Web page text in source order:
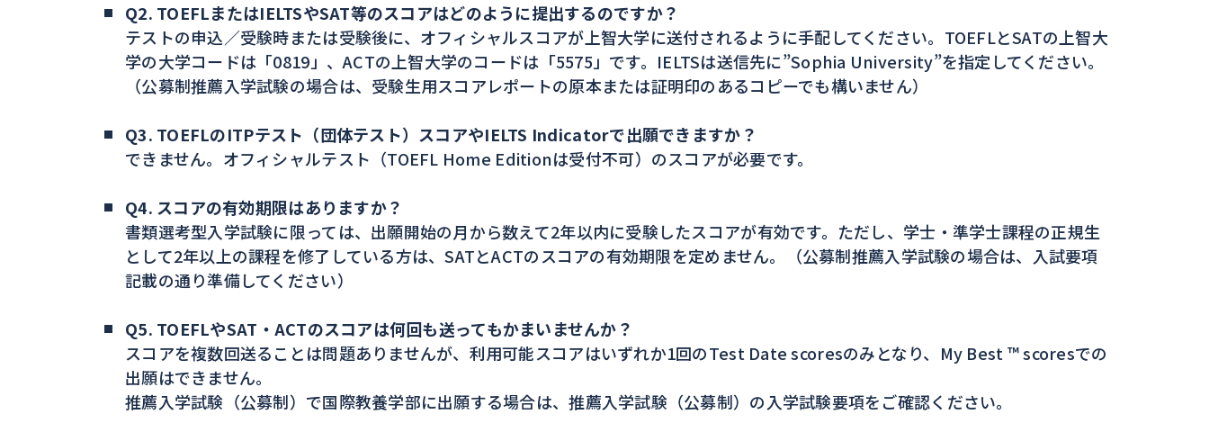
Q2. TOEFLまたはIELTSやSAT等のスコアはどのように提出するのですか？
テストの申込／受験時または受験後に、オフィシャルスコアが上智大学に送付されるように手配してください。TOEFLとSATの上智大
学の大学コードは「0819」、ACTの上智大学のコードは「5575」です。IELTSは送信先に”Sophia University”を指定してください。
（公募制推薦入学試験の場合は、受験生用スコアレポートの原本または証明印のあるコピーでも構いません）
Q3. TOEFLのITPテスト（団体テスト）スコアやIELTS Indicatorで出願できますか？
できません。オフィシャルテスト（TOEFL Home Editionは受付不可）のスコアが必要です。
Q4. スコアの有効期限はありますか？
書類選考型入学試験に限っては、出願開始の月から数えて2年以内に受験したスコアが有効です。ただし、学士・準学士課程の正規生
として2年以上の課程を修了している方は、SATとACTのスコアの有効期限を定めません。（公募制推薦入学試験の場合は、入試要項
記載の通り準備してください）
Q5. TOEFLやSAT・ACTのスコアは何回も送ってもかまいませんか？
スコアを複数回送ることは問題ありませんが、利用可能スコアはいずれか1回のTest Date scoresのみとなり、My Best ™ scoresでの
出願はできません。
推薦入学試験（公募制）で国際教養学部に出願する場合は、推薦入学試験（公募制）の入学試験要項をご確認ください。